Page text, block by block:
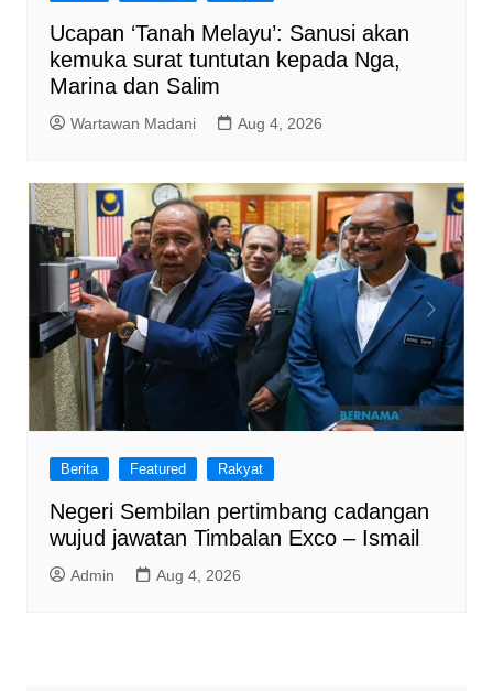
Ucapan ‘Tanah Melayu’: Sanusi akan
kemuka surat tuntutan kepada Nga,
Marina dan Salim
Wartawan Madani Aug 4, 2026
Berita Featured Rakyat
Negeri Sembilan pertimbang cadangan
wujud jawatan Timbalan Exco – Ismail
Admin Aug 4, 2026